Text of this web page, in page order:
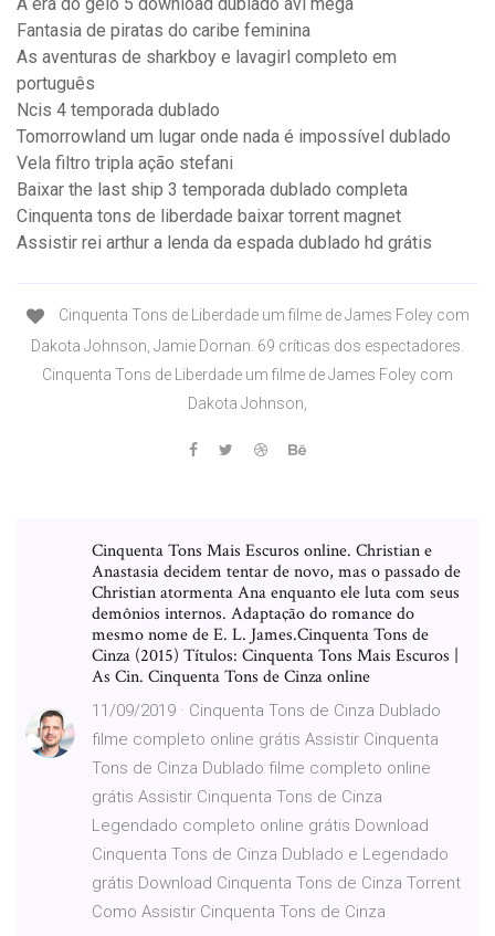
A era do gelo 5 download dublado avi mega
Fantasia de piratas do caribe feminina
As aventuras de sharkboy e lavagirl completo em
português
Ncis 4 temporada dublado
Tomorrowland um lugar onde nada é impossível dublado
Vela filtro tripla ação stefani
Baixar the last ship 3 temporada dublado completa
Cinquenta tons de liberdade baixar torrent magnet
Assistir rei arthur a lenda da espada dublado hd grátis
Cinquenta Tons de Liberdade um filme de James Foley com
Dakota Johnson, Jamie Dornan. 69 críticas dos espectadores.
Cinquenta Tons de Liberdade um filme de James Foley com
Dakota Johnson,
Cinquenta Tons Mais Escuros online. Christian e
Anastasia decidem tentar de novo, mas o passado de
Christian atormenta Ana enquanto ele luta com seus
demônios internos. Adaptação do romance do
mesmo nome de E. L. James.Cinquenta Tons de
Cinza (2015) Títulos: Cinquenta Tons Mais Escuros |
As Cin. Cinquenta Tons de Cinza online
11/09/2019 · Cinquenta Tons de Cinza Dublado
filme completo online grátis Assistir Cinquenta
Tons de Cinza Dublado filme completo online
grátis Assistir Cinquenta Tons de Cinza
Legendado completo online grátis Download
Cinquenta Tons de Cinza Dublado e Legendado
grátis Download Cinquenta Tons de Cinza Torrent
Como Assistir Cinquenta Tons de Cinza